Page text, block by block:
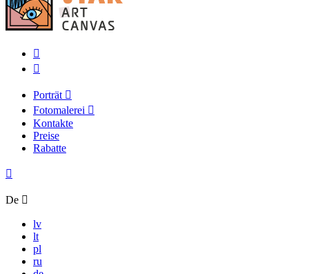
Porträt
Fotomalerei
Kontakte
Preise
Rabatte
De
lv
lt
pl
ru